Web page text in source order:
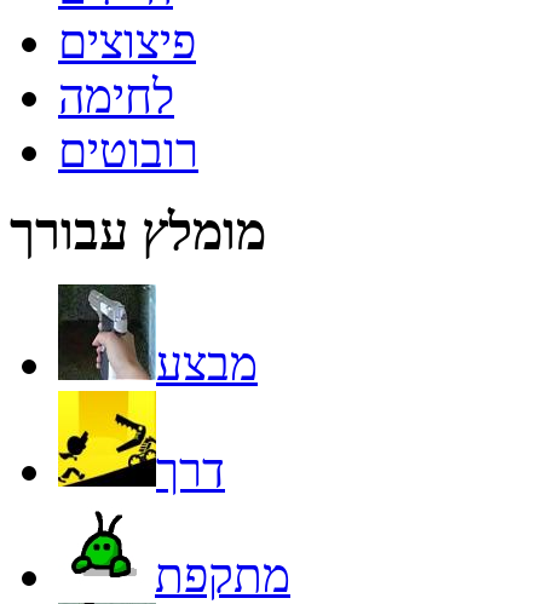
פיצוצים
לחימה
רובוטים
מומלץ עבורך
מבצע
דרך
מתקפת